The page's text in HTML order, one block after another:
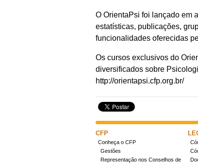
O OrientaPsi foi lançado em
estatísticas, publicações,
funcionalidades oferecidas
Os cursos exclusivos do
diversificados sobre
http://orientapsi.cfp.org.br/
CFP
Conheça o CFP
Gestões
Representação nos Conselhos de